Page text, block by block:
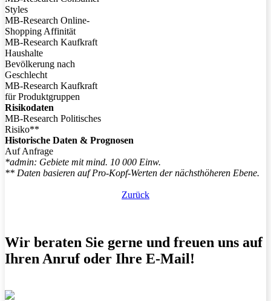
Styles
MB-Research Online-
Shopping Affinität
MB-Research Kaufkraft
Haushalte
Bevölkerung nach
Geschlecht
MB-Research Kaufkraft
für Produktgruppen
Risikodaten
MB-Research Politisches
Risiko**
Historische Daten & Prognosen
Auf Anfrage
*admin: Gebiete mit mind. 10 000 Einw.
** Daten basieren auf Pro-Kopf-Werten der nächsthöheren Ebene.
Zurück
Wir beraten Sie gerne und freuen uns auf
Ihren Anruf oder Ihre E-Mail!
Datenschutz
Downloads
Offene Stellen
Deutsch
English